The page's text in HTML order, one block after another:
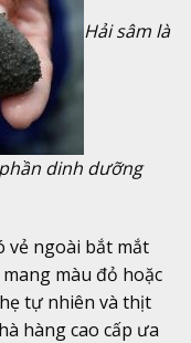
Hải sâm là
dinh dưỡng
vẻ ngoài bắt mắt
màu đỏ hoặc
tự nhiên và thịt
hàng cao cấp ưa